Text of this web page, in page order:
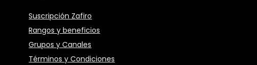
Suscripción Zafiro
Rangos y beneficios
Grupos y Canales
Términos y Condiciones